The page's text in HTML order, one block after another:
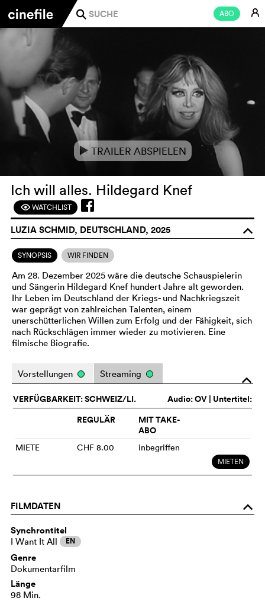
ABO E
j
e TRAILER ABSPIELEN
Ich will alles. Hildegard Knef
FWATCHLIST
LUZIA SCHMID, DEUTSCHLAND, 2025 o
SYNOPSIS WIR FINDEN
Am 28. Dezember 2025 wäre die deutsche Schauspielerin
und Sängerin Hildegard Knef hundert Jahre alt geworden.
Ihr Leben im Deutschland der Kriegs- und Nachkriegszeit
war geprägt von zahlreichen Talenten, einem
unerschütterlichen Willen zum Erfolg und der Fähigkeit, sich
nach Rückschlägen immer wieder zu motivieren. Eine
filmische Biografie.
o
Vorstellungen Streaming
Audio:OV | Untertitel:
VERFÜGBARKEIT: SCHWEIZ/LI.
REGULÄR
MIT TAKE-
ABO
MIETE CHF 8.00 inbegriffen
MIETEN
FILMDATEN o
Synchrontitel
I Want It All EN
Genre
Dokumentarfilm
Länge
98 Min.